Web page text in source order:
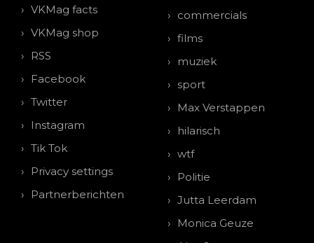
VKMag facts
VKMag shop
RSS
Facebook
Twitter
Instagram
Tik Tok
Privacy settings
Partnerberichten
commercials
films
muziek
sport
Max Verstappen
hilarisch
wtf
Politie
Jutta Leerdam
Monica Geuze